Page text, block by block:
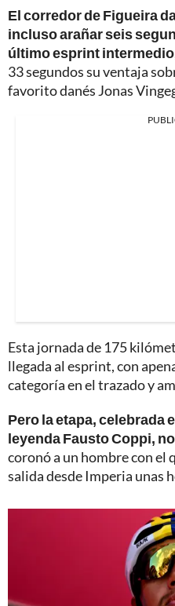
El corredor de Figueira
incluso arañar seis
último esprint intermedio
33 segundos su ventaja
favorito danés Jonas
Esta jornada de 175
llegada al esprint, con
categoría en el trazado y
Pero la etapa, celebrada
leyenda Fausto Coppi,
coronó a un hombre con el
salida desde Imperia unas